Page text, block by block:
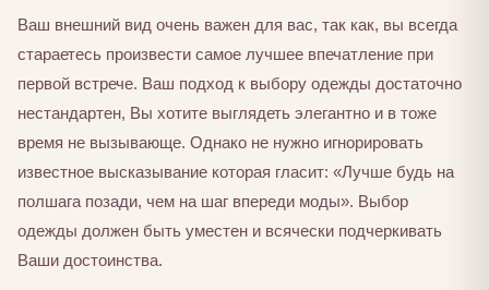
Ваш внешний вид очень важен для вас, так как, вы всегда
стараетесь произвести самое лучшее впечатление при
первой встрече. Ваш подход к выбору одежды достаточно
нестандартен, Вы хотите выглядеть элегантно и в тоже
время не вызывающе. Однако не нужно игнорировать
известное высказывание которая гласит: «Лучше будь на
полшага позади, чем на шаг впереди моды». Выбор
одежды должен быть уместен и всячески подчеркивать
Ваши достоинства.